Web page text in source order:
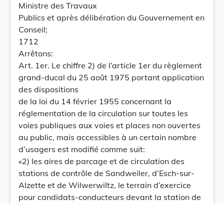
Ministre des Travaux
Publics et après délibération du Gouvernement en
Conseil;
1712
Arrêtons:
Art. 1er. Le chiffre 2) de l’article 1er du règlement
grand-ducal du 25 août 1975 portant application
des dispositions
de la loi du 14 février 1955 concernant la
réglementation de la circulation sur toutes les
voies publiques aux voies et places non ouvertes
au public, mais accessibles à un certain nombre
d’usagers est modifié comme suit:
«2) les aires de parcage et de circulation des
stations de contrôle de Sandweiler, d’Esch-sur-
Alzette et de Wilwerwiltz, le terrain d’exercice
pour candidats-conducteurs devant la station de